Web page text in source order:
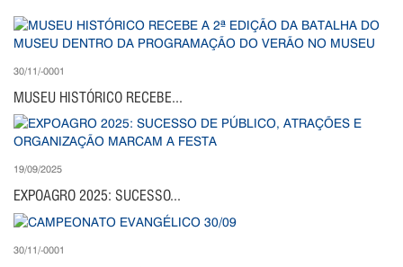
30/11/-0001
MUSEU HISTÓRICO RECEBE...
19/09/2025
EXPOAGRO 2025: SUCESSO...
30/11/-0001